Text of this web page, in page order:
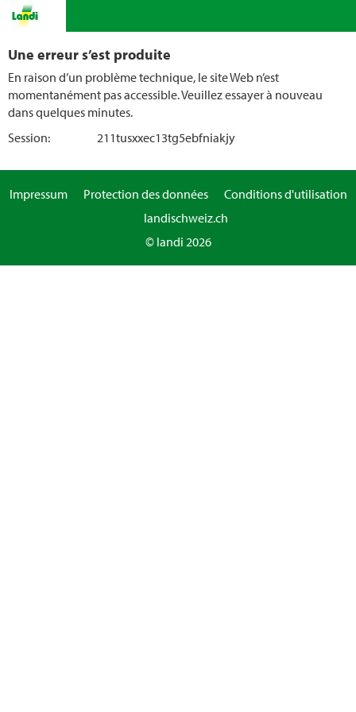
Une erreur s’est produite
En raison d’un problème technique, le site Web n’est
momentanément pas accessible. Veuillez essayer à nouveau
dans quelques minutes.
Session:
211tusxxec13tg5ebfniakjy
Impressum Protection des données
Conditions d'utilisation
landischweiz.ch
© landi 2026